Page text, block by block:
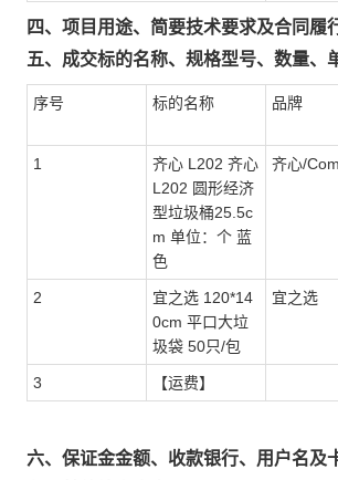
四、项目用途、简要技术要求及合同履
五、成交标的名称、规格型号、数量、
序号 标的名称 品牌
1
齐心 L202 齐心
L202 圆形经济
型垃圾桶25.5c
m 单位：个 蓝
色
齐心/
2
宜之选 120*14
0cm 平口大垃
圾袋 50只/包
宜之选
3 【运费】
六、保证金金额、收款银行、用户名及